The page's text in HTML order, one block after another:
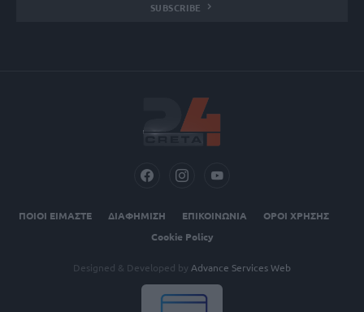
SUBSCRIBE
ΠΟΙΟΙ ΕΙΜΑΣΤΕ ΔΙΑΦΗΜΙΣΗ ΕΠΙΚΟΙΝΩΝΙΑ
ΟΡΟΙ ΧΡΗΣΗΣ
Cookie Policy
Designed & Developed by Advance Services Web